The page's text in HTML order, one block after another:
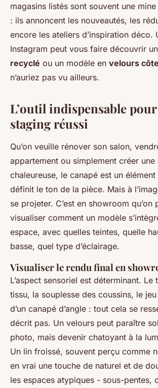
magasins listés sont souvent une
: ils annoncent les nouveautés, les
encore les ateliers d’inspiration déco.
Instagram peut vous faire découvrir
recyclé ou un modèle en velours
n’auriez pas vu ailleurs.
L’outil indispensable
staging réussi
Qu’on veuille rénover son salon,
appartement ou simplement créer une
chaleureuse, le canapé est un
définit le ton de la pièce. Mais à
se projeter. C’est en showroom qu’on
visualiser comment un modèle
espace, avec quelles teintes, quelle
basse, quel type d’éclairage.
Visualiser le rendu final en
L’aspect sensoriel est déterminant. Le
tissu, la souplesse des coussins, le
d’un canapé d’angle : tout cela se
décrit pas. Un velours peut paraître
photo, mais devenir chatoyant à la
Un lin froissé, souvent perçu comme
en vrai une touche de naturel et de
les espaces atypiques - sous-pentes,